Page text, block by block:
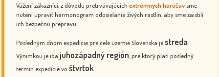
Vážení zákazníci, z dôvodu pretrvávajúcich extrémnych horúčav sme
nútení upraviť harmonogram odosielania živých rastlín, aby sme zaistili
ich bezpečnú prepravu.
Posledným dňom expedície pre celé územie Slovenska jestreda
Výnimkou je iba juhozápadný región , pre ktorý platí posledný
termín expedície vo štvrtok